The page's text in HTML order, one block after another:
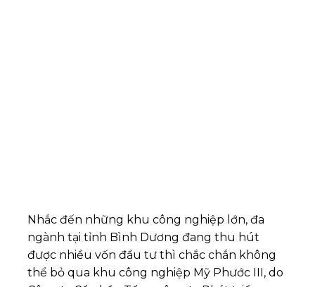
Nhắc đến những khu công nghiệp lớn, đa
ngành tại tỉnh Bình Dương đang thu hút
được nhiều vốn đầu tư thì chắc chắn không
thể bỏ qua khu công nghiệp Mỹ Phước III, do